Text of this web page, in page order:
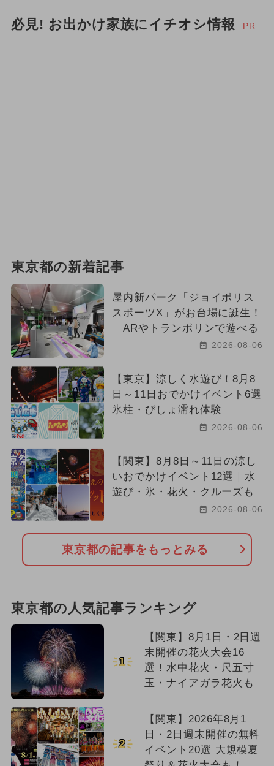
必見! お出かけ家族にイチオシ情報 PR
東京都の新着記事
屋内新パーク「ジョイポリス
スポーツX」がお台場に誕生！
ARやトランポリンで遊べる
2026-08-06
【東京】涼しく水遊び！8月8
日～11日おでかけイベント6選
氷柱・びしょ濡れ体験
2026-08-06
【関東】8月8日～11日の涼し
いおでかけイベント12選｜水
遊び・氷・花火・クルーズも
2026-08-06
東京都の記事をもっとみる
東京都の人気記事ランキング
1
【関東】8月1日・2日週
末開催の花火大会16
選！水中花火・尺五寸
玉・ナイアガラ花火も
2
【関東】2026年8月1
日・2日週末開催の無料
イベント20選 大規模夏